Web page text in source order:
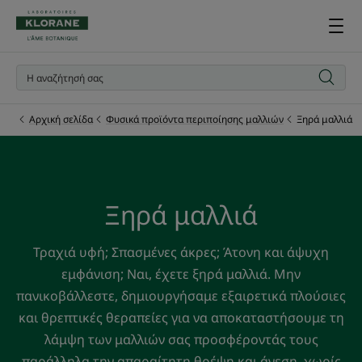
Αρχική σελίδα Φυσικά προϊόντα περιποίησης μαλλιών Ξηρά μαλλιά
Ξηρά μαλλιά
Τραχιά υφή; Σπασμένες άκρες; Άτονη και άψυχη
εμφάνιση; Ναι, έχετε ξηρά μαλλιά. Μην
πανικοβάλλεστε, δημιουργήσαμε εξαιρετικά πλούσιες
και θρεπτικές θεραπείες για να αποκαταστήσουμε τη
λάμψη των μαλλιών σας προσφέροντάς τους